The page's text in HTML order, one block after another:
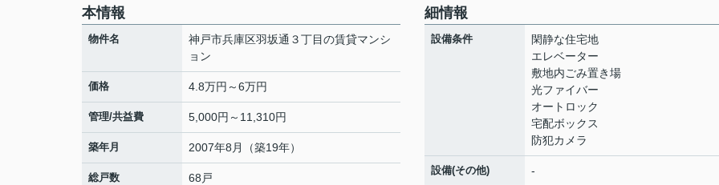
本情報
物件名
神戸市兵庫区羽坂通３丁目の賃貸マンシ
ョン
価格 4.8万円～6万円
管理/共益費 5,000円～11,310円
築年月 2007年8月（築19年）
総戸数 68戸
細情報
設備条件
閑静な住宅地
エレベーター
敷地内ごみ置き場
光ファイバー
オートロック
宅配ボックス
防犯カメラ
設備(その他) -